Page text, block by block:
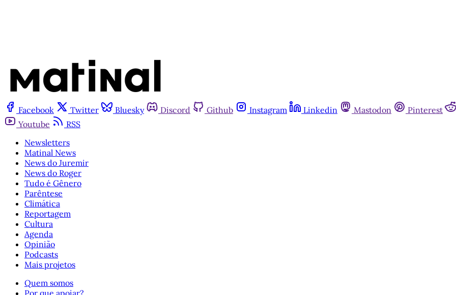
Facebook Twitter Bluesky Discord Github Instagram Linkedin Mastodon Pinterest
Youtube
RSS
Newsletters
Matinal News
News do Juremir
News do Roger
Tudo é Gênero
Parêntese
Climática
Reportagem
Cultura
Agenda
Opinião
Podcasts
Mais projetos
Quem somos
Por que apoiar?